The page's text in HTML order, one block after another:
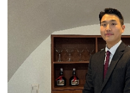
조건이 석사과정이면 그에게 맞는
해야 하기 때문입니다.저는 하고
필요했기 때문에 진학하였고 덕
수 있게 되었습니다. 저는 대학교
행복했던 기억만 남아 있습니다,
사람 때문에 힘들었던 일도 많았
진로로 관련하여 고민도 많았지
현재는 심장예방재활센터에서 근
가진 환자를 대상으로 심장 재활
환자분들이 건강관리의 중요성을
꾸준히 수행하는 모습을 보면 물
느끼고 있습니다. 그리고 의료 분
있기에, 저 또한 앞으로 배우고 공
남아있다고 생각합니다.이를 통